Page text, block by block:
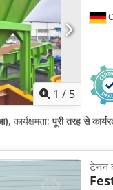
1 / 5
, कार्यक्षमता:पूरी तरह से
टेनन